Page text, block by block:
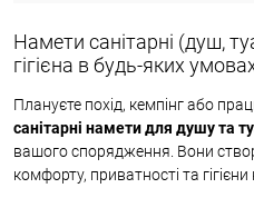
Намети санітарні (душ,
гігієна в будь-яких
Плануєте похід, кемпінг або
санітарні намети для душу та
вашого спорядження. Вони
комфорту, приватності та